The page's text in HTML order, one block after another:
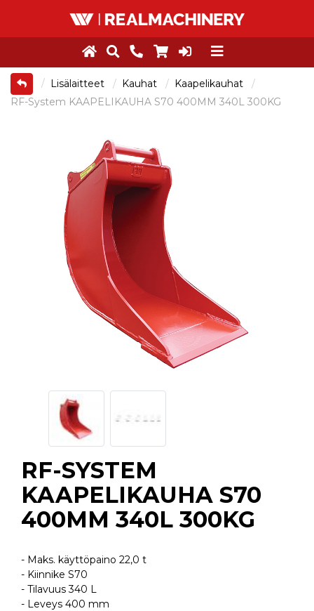
Lisälaitteet Kauhat
Kaapelikauhat
RF-System KAAPELIKAUHA S70 400MM 340L 300KG
RF-SYSTEM
KAAPELIKAUHA S70
400MM 340L 300KG
- Maks. käyttöpaino 22,0 t
- Kiinnike S70
- Tilavuus 340 L
- Leveys 400 mm